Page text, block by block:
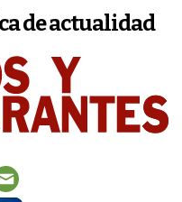
de actualidad